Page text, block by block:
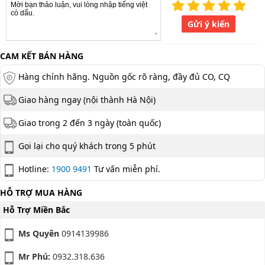
Gửi ý kiến
CAM KẾT BÁN HÀNG
Hàng chính hãng. Nguồn gốc rõ ràng, đầy đủ CO, CQ
Giao hàng ngay (nội thành Hà Nội)
Giao trong 2 đến 3 ngày (toàn quốc)
Gọi lại cho quý khách trong 5 phút
Hotline: 1900 9491 Tư vấn miễn phí.
HỖ TRỢ MUA HÀNG
Hỗ Trợ Miền Bắc
Ms Quyên 0914139986
Mr Phú: 0932.318.636